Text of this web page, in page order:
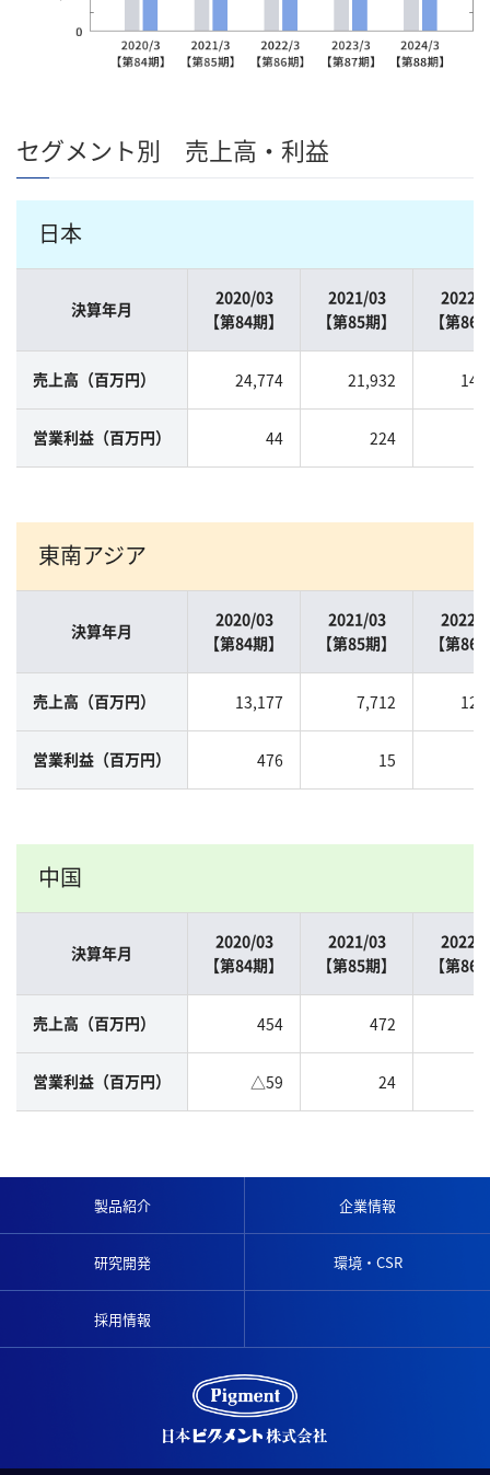
セグメント別 売上高・利益
日本
決算年月
2020/03
【第84期】
2021/03
【第85期】
2022/
【第86
売上高（百万円） 24,774 21,932
営業利益（百万円） 44 224
東南アジア
決算年月
2020/03
【第84期】
2021/03
【第85期】
2022/
【第86
売上高（百万円） 13,177 7,712
営業利益（百万円） 476 15
中国
決算年月
2020/03
【第84期】
2021/03
【第85期】
2022/
【第86
売上高（百万円） 454 472
営業利益（百万円） △59 24
製品紹介 企業情報
研究開発 環境・CSR
採用情報